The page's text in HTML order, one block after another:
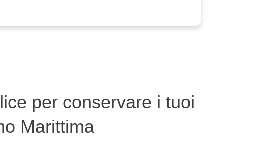
per conservare i tuoi
Marittima